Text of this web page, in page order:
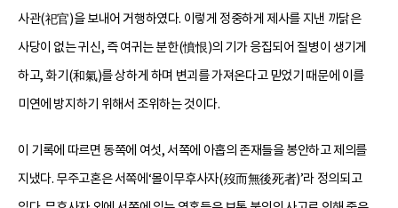
사관(祀官)을 보내어 거행하였다. 이렇게 정중하게 제사를 지낸 까닭은
사당이 없는 귀신, 즉 여귀는 분한(憤恨)의 기가 응집되어 질병이 생기게
하고, 화기(和氣)를 상하게 하며 변괴를 가져온다고 믿었기 때문에 이를
미연에 방지하기 위해서 조위하는 것이다.
이 기록에 따르면 동쪽에 여섯, 서쪽에 아홉의 존재들을 봉안하고 제의를
지냈다. 무주고혼은 서쪽에‘몰이무후사자(歿而無後死者)’라 정의되고